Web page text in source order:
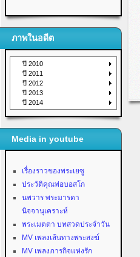
ภาพในอดีต
ปี 2010
ปี 2011
ปี 2012
ปี 2013
ปี 2014
Media in youtube
เรื่องราวของพระเยซู
ประวัติคุณพ่อบอสโก
นพวาร พระมารดา
นิจจานุเคราะห์
พระเมตตา บทสวดประจำวัน
MV เพลงเส้นทางพระสงฆ์
MV เพลงภารกิจแห่งรัก